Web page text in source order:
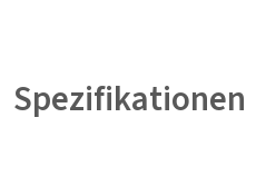
Spezifikationen